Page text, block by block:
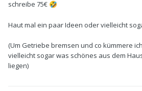
schreibe 75€ 🤣
Haut mal ein paar Ideen oder vielleicht
(Um Getriebe bremsen und co kümmere
vielleicht sogar was schönes aus dem
liegen)